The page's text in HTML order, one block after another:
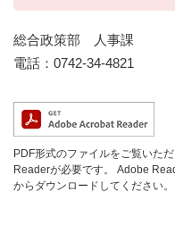
総合政策部 人事課
電話：0742-34-4821
PDF形式のファイルをご覧いた
Readerが必要です。
Adobe
からダウンロードしてください。